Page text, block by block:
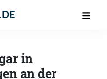
in
an der